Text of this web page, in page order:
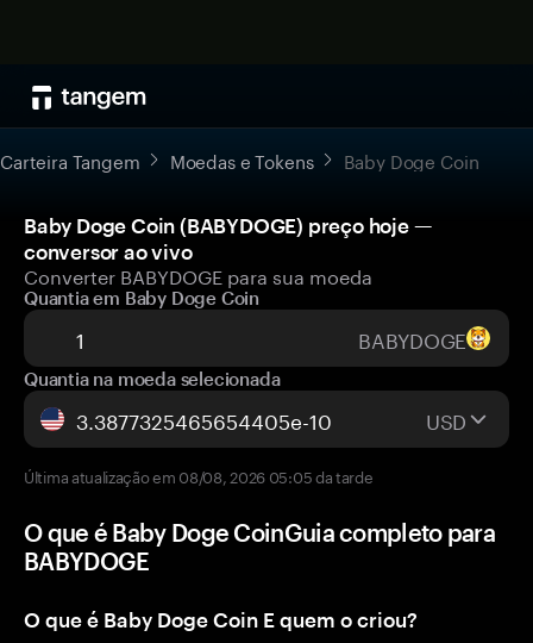
Carteira Tangem Moedas e Tokens Baby Doge Coin
Baby Doge Coin (BABYDOGE) preço hoje —
conversor ao vivo
Converter BABYDOGE para sua moeda
Quantia em Baby Doge Coin
BABYDOGE
Quantia na moeda selecionada
USD
Última atualização em 08/08, 2026 05:05 da tarde
O que é Baby Doge CoinGuia completo para
BABYDOGE
O que é Baby Doge Coin E quem o criou?